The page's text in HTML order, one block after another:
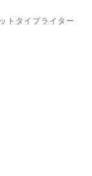
トタイプライター